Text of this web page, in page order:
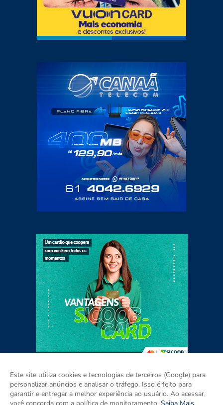
Home Sobre Contato Mídia Kit
Este site utiliza cookies e tecnologias de terceiros (Google) para
personalizar anúncios e analisar o tráfego. Isso é feito para
garantir e entregar a melhor experiência ao usuário. Ao acessar,